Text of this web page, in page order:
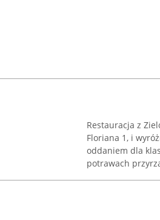
Restauracja z
Floriana 1, i
oddaniem dla
potrawach